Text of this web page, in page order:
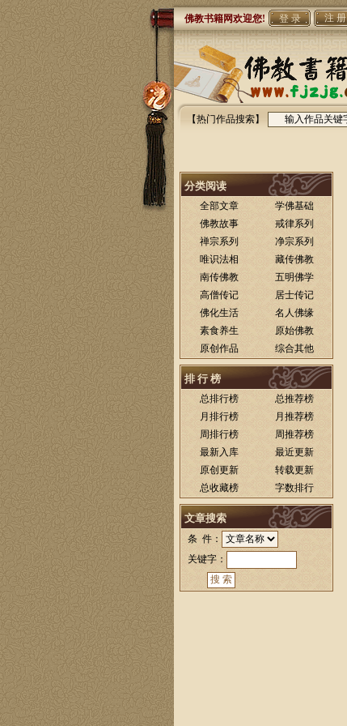
佛教书籍网欢迎您! 注 册
【热门作品搜索】
分类阅读
全部文章
学佛基础
佛教故事
戒律系列
禅宗系列
净宗系列
唯识法相
藏传佛教
南传佛教
五明佛学
高僧传记
居士传记
佛化生活
名人佛缘
素食养生
原始佛教
原创作品
综合其他
排 行 榜
总排行榜
总推荐榜
月排行榜
月推荐榜
周排行榜
周推荐榜
最新入库
最近更新
原创更新
转载更新
总收藏榜
字数排行
文章搜索
条 件：
关键字：